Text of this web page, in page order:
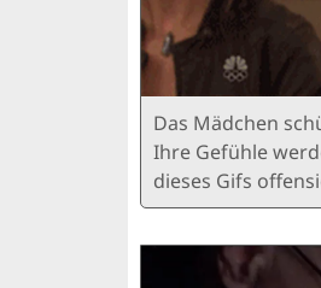
Das Mädchen
Ihre Gefühle
dieses Gifs